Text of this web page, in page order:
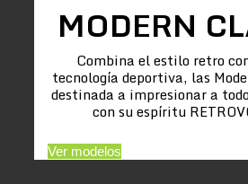
MODERN
Combina el estilo retro
tecnología deportiva, las
destinada a impresionar a
con su espíritu
Ver modelos